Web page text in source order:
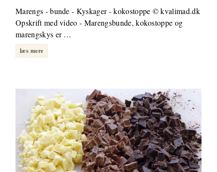
Marengs - bunde - Kyskager - kokostoppe © kvalimad.dk
Opskrift med video - Marengsbunde, kokostoppe og
marengskys er …
læs mere